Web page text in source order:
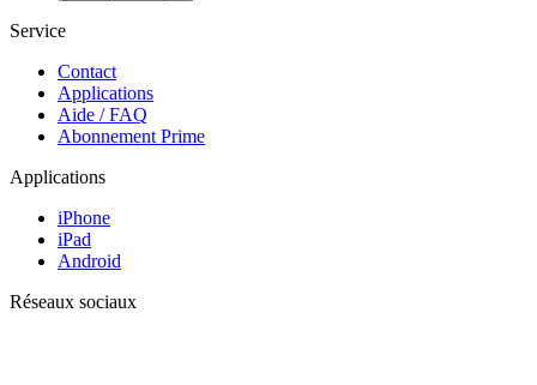
Service
Contact
Applications
Aide / FAQ
Abonnement Prime
Applications
iPhone
iPad
Android
Réseaux sociaux